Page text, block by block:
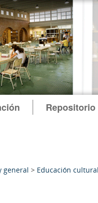
Repositorio
general > Educación cultural